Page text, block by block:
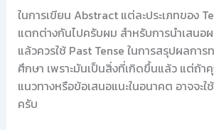
ในการเขียน Abstract แต่ละประเภทของ
แตกต่างกันไปครับผม สำหรับการนำเสนอ
แล้วควรใช้ Past Tense ในการสรุปผลกา
ศึกษา เพราะมันเป็นสิ่งที่เกิดขึ้นแล้ว แต่ถ้
แนวทางหรือข้อเสนอแนะในอนาคต อาจจะใ
ครับ